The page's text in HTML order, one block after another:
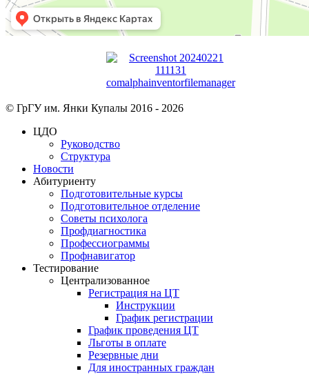
© ГрГУ им. Янки Купалы 2016 - 2026
ЦДО
Руководство
Структура
Новости
Абитуриенту
Подготовительные курсы
Подготовительное отделение
Советы психолога
Профдиагностика
Профессиограммы
Профнавигатор
Тестирование
Централизованное
Регистрация на ЦТ
Инструкции
График регистрации
График проведения ЦТ
Льготы в оплате
Резервные дни
Для иностранных граждан